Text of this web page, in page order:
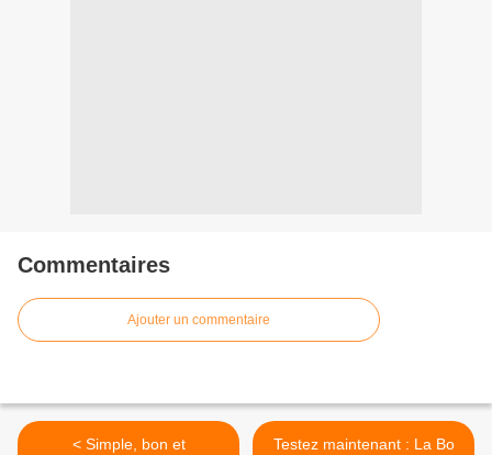
Commentaires
Ajouter un commentaire
< Simple, bon et
Testez maintenant : La Bo